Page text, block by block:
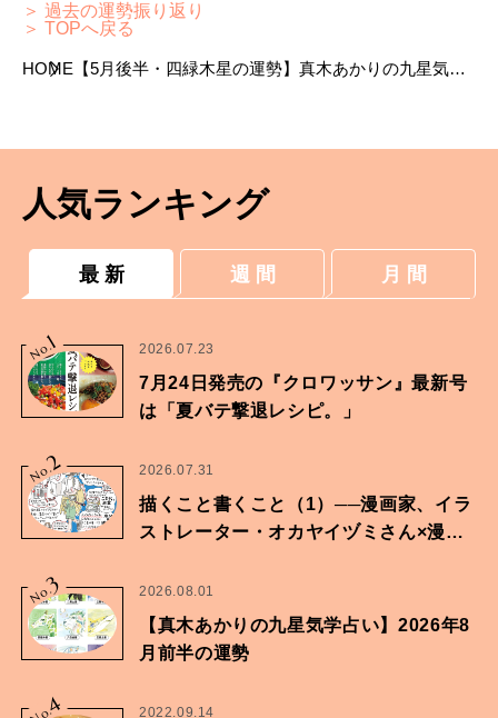
＞ 過去の運勢振り返り
＞ TOPへ戻る
HOME 【5月後半・四緑木星の運勢】真木あかりの九星気学
人気ランキング
最 新 週 間 月 間
No.
1 2026.07.23
7月24日発売の『クロワッサン』最新号
は「夏バテ撃退レシピ。」
No.2 2026.07.31
描くこと書くこと（1）──漫画家、イラ
ストレーター・オカヤイヅミさん×漫画
No.
3 2026.08.01
【真木あかりの九星気学占い】2026年8
月前半の運勢
4 2022.09.14